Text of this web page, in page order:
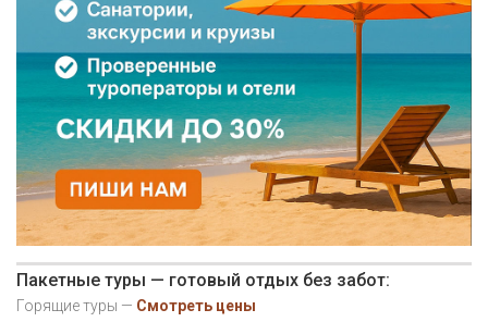
Пакетные туры — готовый отдых без забот:
Горящие туры — Смотреть цены